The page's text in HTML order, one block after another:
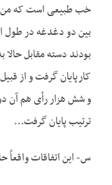
خب طبیعی است که
بین دو دغدغه در طول
بودند دسته مقابل
کارپایان گرفت و از
و شش هزار رأی هم آن دو
ترتیب پایان گرفت…
س- این اتفاقات واقعاً